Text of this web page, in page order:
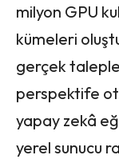
milyon GPU
kümeleri
gerçek
perspektife
yapay zekâ
yerel sunucu